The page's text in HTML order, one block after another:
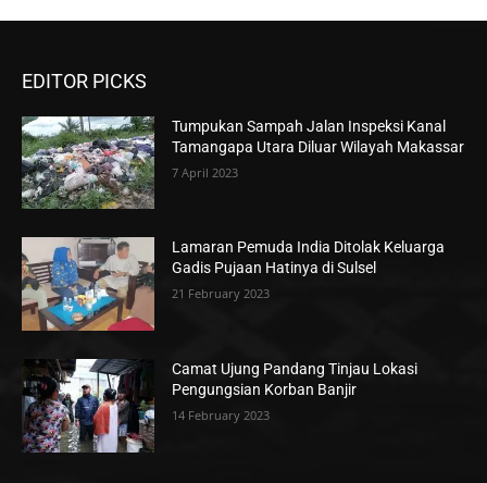
EDITOR PICKS
Tumpukan Sampah Jalan Inspeksi Kanal
Tamangapa Utara Diluar Wilayah Makassar
7 April 2023
Lamaran Pemuda India Ditolak Keluarga
Gadis Pujaan Hatinya di Sulsel
21 February 2023
Camat Ujung Pandang Tinjau Lokasi
Pengungsian Korban Banjir
14 February 2023